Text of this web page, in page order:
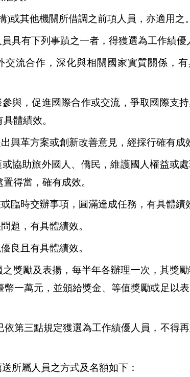
)或其他機關所借調之前項人員，亦適用之。
具有下列事蹟之一者，得獲選為工作績優
交流合作，深化與相關國家實質關係，
與，促進國際合作或交流，爭取國際支
體績效。
興革方案或創新改善意見，經採行確有成
協助旅外國人、僑民，維護國人權益或
得當，確有成效。
臨時交辦事項，圓滿達成任務，有具體績
題，有具體績效。
良且有具體績效。
獎勵及表揚，每半年各辦理一次，其獎
幣一萬元，並頒給獎金、等值獎勵或足以
依第三點規定獲選為工作績優人員，不得
所屬人員之方式及名額如下：